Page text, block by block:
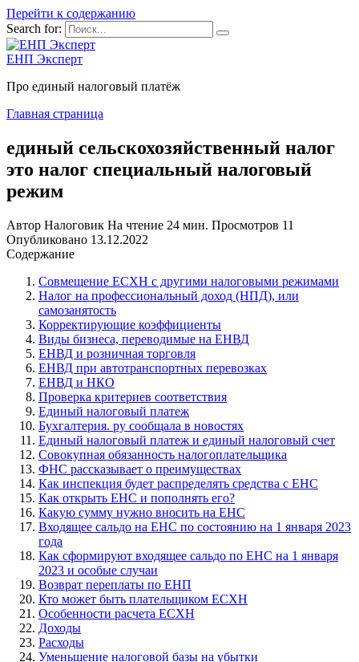
Перейти к содержанию
Search for:
ЕНП Эксперт
Про единый налоговый платёж
Главная страница
единый сельскохозяйственный налог
это налог специальный налоговый
режим
Автор Налоговик На чтение 24 мин. Просмотров 11
Опубликовано 13.12.2022
Содержание
Совмещение ЕСХН с другими налоговыми режимами
Налог на профессиональный доход (НПД), или
самозанятость
Корректирующие коэффициенты
Виды бизнеса, переводимые на ЕНВД
ЕНВД и розничная торговля
ЕНВД при автотранспортных перевозках
ЕНВД и НКО
Проверка критериев соответствия
Единый налоговый платеж
Бухгалтерия. ру сообщала в новостях
Единый налоговый платеж и единый налоговый счет
Совокупная обязанность налогоплательщика
ФНС рассказывает о преимуществах
Как инспекция будет распределять средства с ЕНС
Как открыть ЕНС и пополнять его?
Какую сумму нужно вносить на ЕНС
Входящее сальдо на ЕНС по состоянию на 1 января 2023
года
Как сформируют входящее сальдо по ЕНС на 1 января
2023 и особые случаи
Возврат переплаты по ЕНП
Кто может быть плательщиком ЕСХН
Особенности расчета ЕСХН
Доходы
Расходы
Уменьшение налоговой базы на убытки